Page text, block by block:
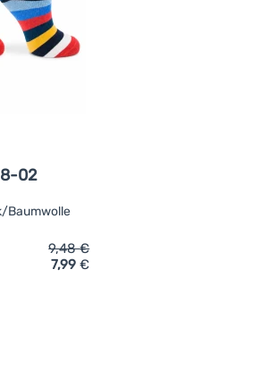
02
Baumwolle
Pidilidi 3pack PD0128-02'
9,48€
7,99€